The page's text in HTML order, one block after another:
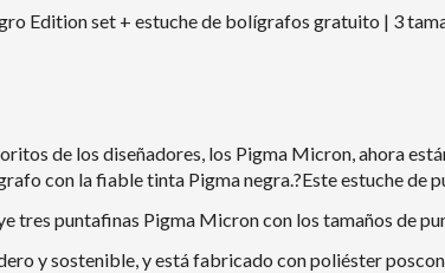
Edition set + estuche de bolígrafos gratuito | 3
de los diseñadores, los Pigma Micron, ahora
con la fiable tinta Pigma negra.?Este estuche de
tres puntafinas Pigma Micron con los tamaños de
y sostenible, y está fabricado con poliéster